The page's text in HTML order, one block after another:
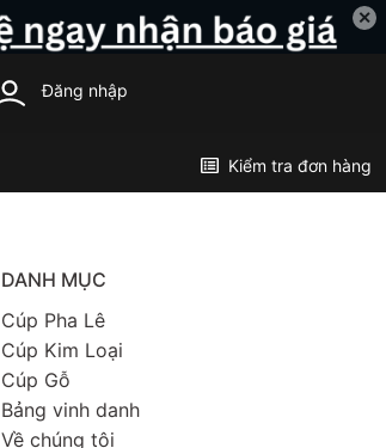
✕
Đăng nhập
Kiểm tra đơn hàng
DANH MỤC
Cúp Pha Lê
Cúp Kim Loại
Cúp Gỗ
Bảng vinh danh
Về chúng tôi